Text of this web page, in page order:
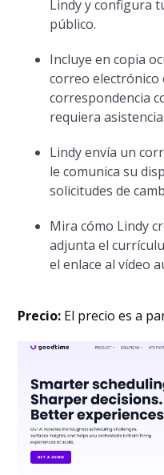
Lindy y configura
público.
Incluye en copia
correo electrónico
correspondencia
requiera
Lindy envía un
le comunica su
solicitudes de
Mira cómo Lindy
adjunta el
el enlace al vídeo
Precio: El precio es a